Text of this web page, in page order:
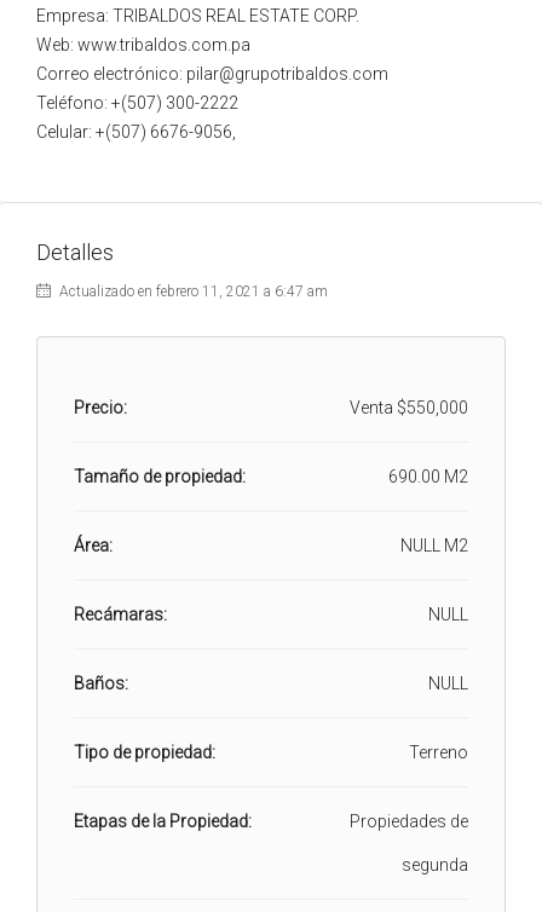
Empresa: TRIBALDOS REAL ESTATE CORP.
Web: www.tribaldos.com.pa
Correo electrónico: pilar@grupotribaldos.com
Teléfono: +(507) 300-2222
Celular: +(507) 6676-9056,
Detalles
Actualizado en febrero 11, 2021 a 6:47 am
Precio: Venta $550,000
Tamaño de propiedad: 690.00 M2
Área: NULL M2
Recámaras: NULL
Baños: NULL
Tipo de propiedad: Terreno
Etapas de la Propiedad: Propiedades de
segunda